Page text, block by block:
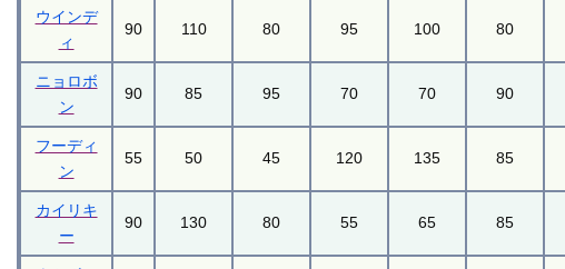
ウインデ
ィ
90 110 80 95 100 80
ニョロボ
ン
90 85 95 70 70 90
フーディ
ン
55 50 45 120 135 85
カイリキ
ー
90 130 80 55 65 85